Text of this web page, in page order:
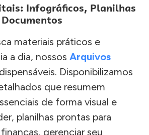
Infográficos, Planilhas
materiais práticos e
a dia, nossos Arquivos
Disponibilizamos
que resumem
de forma visual e
planilhas prontas para
gerenciar seu